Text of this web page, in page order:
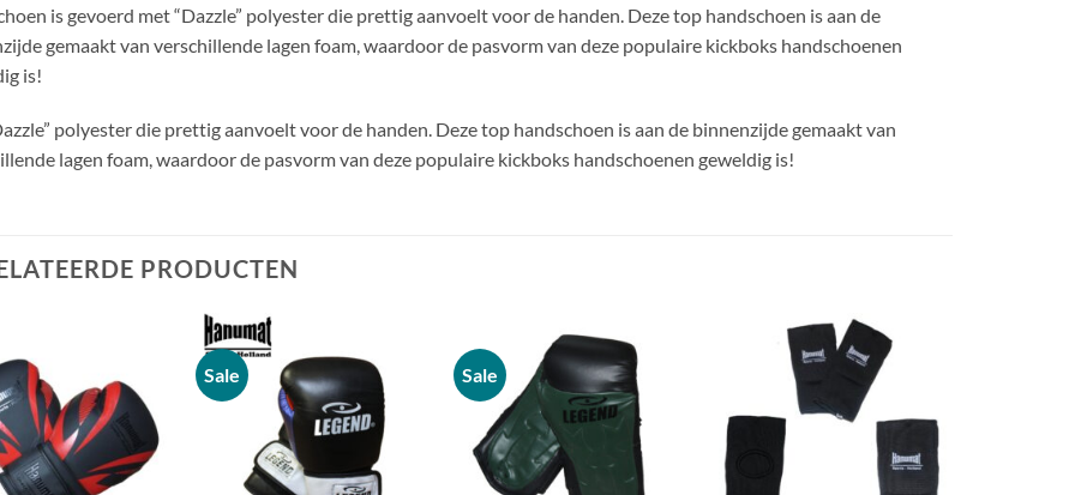
is gevoerd met “Dazzle” polyester die prettig aanvoelt voor de handen. Deze top handschoen is aan de
gemaakt van verschillende lagen foam, waardoor de pasvorm van deze populaire kickboks handschoenen
is!
polyester die prettig aanvoelt voor de handen. Deze top handschoen is aan de binnenzijde gemaakt van
lagen foam, waardoor de pasvorm van deze populaire kickboks handschoenen geweldig is!
PRODUCTEN
Zet op
verlanglijst
Sale
Zet op
verlanglijst
Sale
Zet op
verlanglijst
verlanglijst